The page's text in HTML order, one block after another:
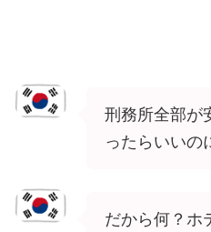
刑務所全部が
ったらいいの
だから何？ホ